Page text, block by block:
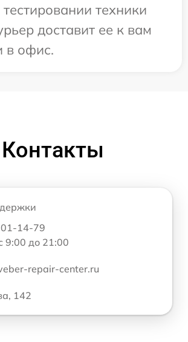
техники
доставит ее к вам
в офис.
Контакты
14-79
9:00 до 21:00
repair-center.ru
142